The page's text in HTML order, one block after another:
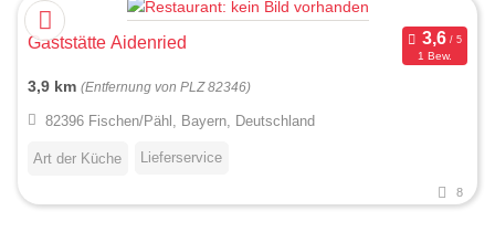
Gaststätte Aidenried
1 Bew.
3,9 km (Entfernung von PLZ 82346)
82396 Fischen/Pähl, Bayern, Deutschland
Art der Küche Lieferservice
8